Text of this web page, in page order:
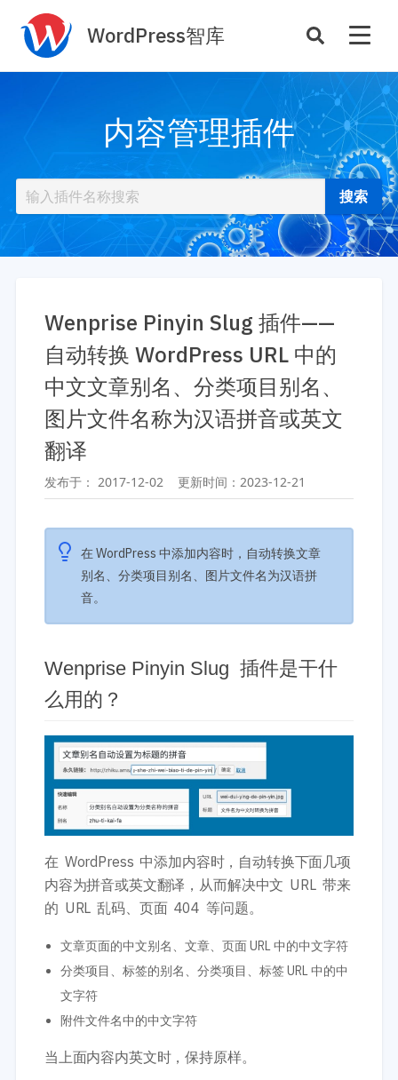
WordPress智库
主机托管
插件开发
性能优化
SEO与全站运营
案例 商店
插件商店
主题推荐
插件推荐
开发手册
插件开发手册
开发教程
主题开发分享
后台开发定制
前端开发技巧
开发文档手册
技术专题
安全增强
WordPress数据库
WooCommerce开发
多语言主题开发
电子商务和支付
服务咨询
内容管理插件
Wenprise Pinyin Slug 插件——
自动转换 WordPress URL 中的
中文文章别名、分类项目别名、
图片文件名称为汉语拼音或英文
翻译
发布于： 2017-12-02 更新时间： 2023-12-21
在 WordPress 中添加内容时，自动转换文章
别名、分类项目别名、图片文件名为汉语拼
音。
Wenprise Pinyin Slug 插件是干什
么用的？
在 WordPress 中添加内容时，自动转换下面几项
内容为拼音或英文翻译，从而解决中文 URL 带来
的 URL 乱码、页面 404 等问题。
文章页面的中文别名、文章、页面 URL 中的中文字符
分类项目、标签的别名、分类项目、标签 URL 中的中
文字符
附件文件名中的中文字符
当上面内容内英文时，保持原样。